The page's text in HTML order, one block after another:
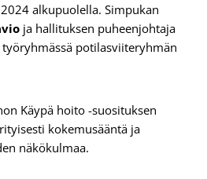
alkupuolella. Simpukan
ja hallituksen puheenjohtaja
potilasviiteryhmän
Käypä hoito -suosituksen
kokemusääntä ja
näkökulmaa.